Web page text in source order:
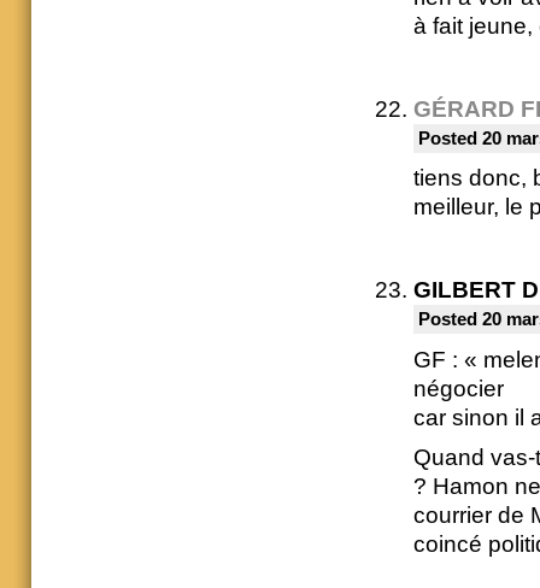
à fait jeune,
GÉRARD
Posted 20
tiens donc,
meilleur, le
GILBERT
Posted 20
GF : «
négocier
car sinon il
Quand
? Hamon
courrier de
coincé